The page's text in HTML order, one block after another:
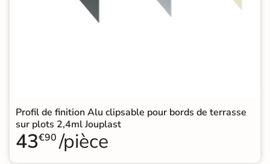
Profil de finition Alu clipsable pour bords de terrasse
sur plots 2,4ml Jouplast
43€90 /pièce